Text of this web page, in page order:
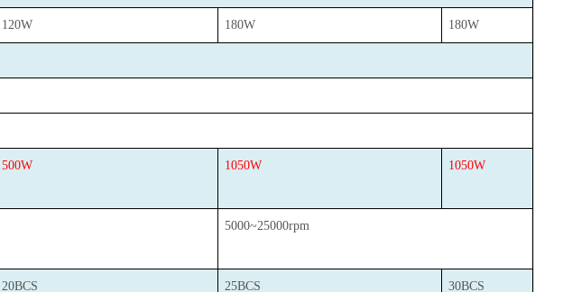
120W 180W 180W
500W 1050W 1050W
5000~25000rpm
20BCS 25BCS 30BCS